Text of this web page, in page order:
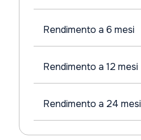
Rendimento a 6 mesi
Rendimento a 12 mesi
Rendimento a 24 mesi